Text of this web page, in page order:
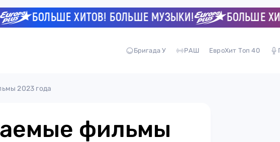
БОЛЬШЕ ХИТОВ! БОЛЬШЕ МУЗЫКИ! БОЛЬШЕ
Бригада У РАШ ЕвроХит Топ 40
2023 года
фильмы